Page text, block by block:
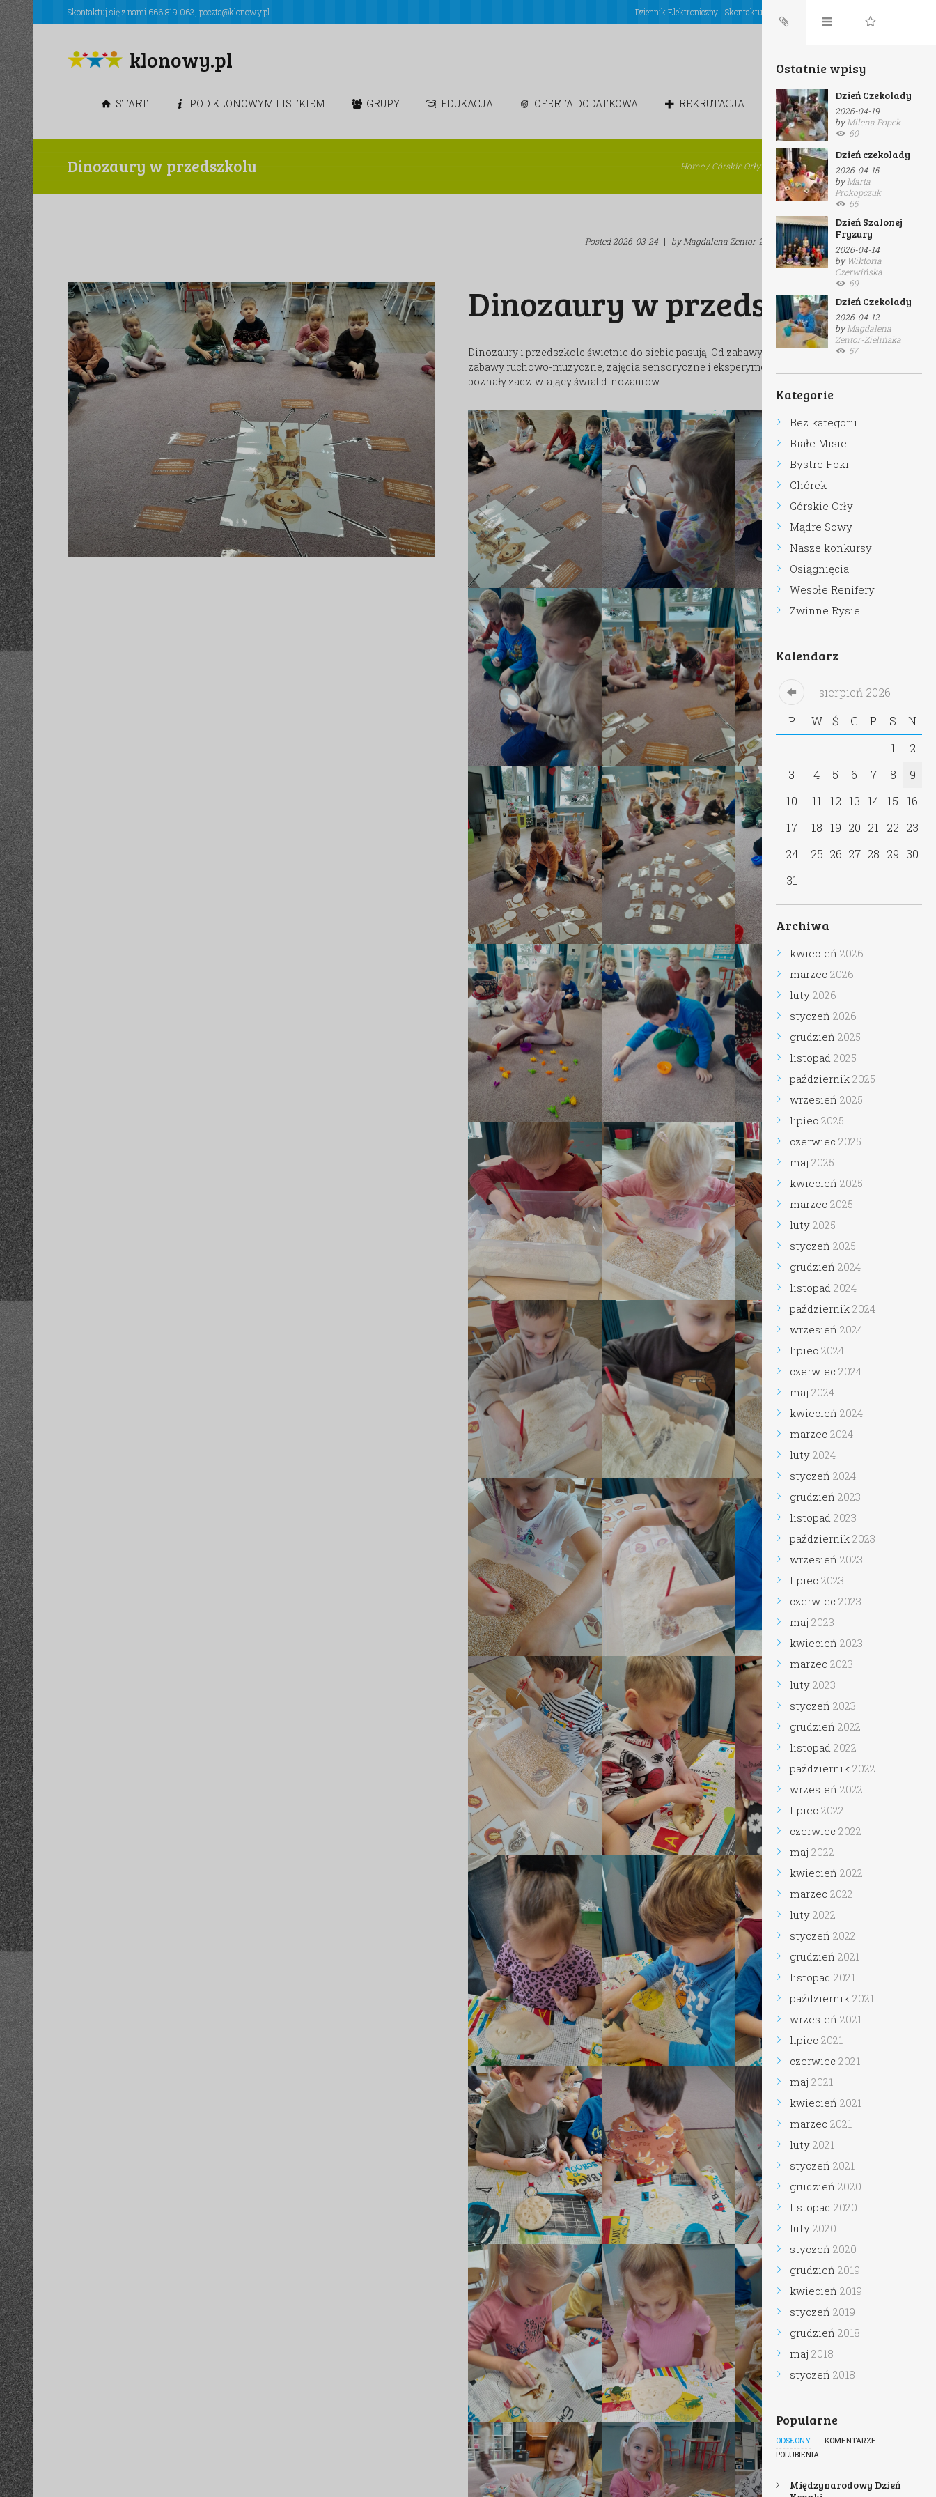
Dziennik Elektroniczny Skontaktuj się z nami
Skontaktuj się z nami 666 819 063 poczta@klonowy.pl
klonowy.pl
START POD KLONOWYM LISTKIEM GRUPY EDUKACJA OFERTA DODATKOWA REKRUTACJA CHÓREK
Home/Górskie Orły/ Dinozaury w przedszkolu
Dinozaury w przedszkolu
Posted2026-03-24 | byMagdalena Zentor-Zielińska | inGórskie Orły
Dinozaury w przedszkolu
Dinozaury i przedszkole świetnie do siebie pasują! Od zabawy w archeologów, przez
zabawy ruchowo-muzyczne, zajęcia sensoryczne i eksperymenty przedszkolaki
poznały zadziwiający świat dinozaurów.
Ostatnie wpisy
Dzień Czekolady
2026-04-19
byMilena Popek
60
Dzień czekolady
2026-04-15
byMarta
Prokopczuk
65
Dzień Szalonej
Fryzury
2026-04-14
byWiktoria
Czerwińska
69
Dzień Czekolady
2026-04-12
byMagdalena
Zentor-Zielińska
57
Kategorie
Bez kategorii
Białe Misie
Bystre Foki
Chórek
Górskie Orły
Mądre Sowy
Nasze konkursy
Osiągnięcia
Wesołe Renifery
Zwinne Rysie
Kalendarz
sierpień 2026
P
W Ś C P S
N
1
2
3
4 5 6 7 8
9
10
11 12 13 14 15
16
17
18 19 20 21 22 23
24
25 26 27 28 29 30
31
Archiwa
kwiecień 2026
marzec 2026
luty 2026
styczeń 2026
grudzień 2025
listopad 2025
październik 2025
wrzesień 2025
lipiec 2025
czerwiec 2025
maj 2025
kwiecień 2025
marzec 2025
luty 2025
styczeń 2025
grudzień 2024
listopad 2024
październik 2024
wrzesień 2024
lipiec 2024
czerwiec 2024
maj 2024
kwiecień 2024
marzec 2024
luty 2024
styczeń 2024
grudzień 2023
listopad 2023
październik 2023
wrzesień 2023
lipiec 2023
czerwiec 2023
maj 2023
kwiecień 2023
marzec 2023
luty 2023
styczeń 2023
grudzień 2022
listopad 2022
październik 2022
wrzesień 2022
lipiec 2022
czerwiec 2022
maj 2022
kwiecień 2022
marzec 2022
luty 2022
styczeń 2022
grudzień 2021
listopad 2021
październik 2021
wrzesień 2021
lipiec 2021
czerwiec 2021
maj 2021
kwiecień 2021
marzec 2021
luty 2021
styczeń 2021
grudzień 2020
listopad 2020
luty 2020
styczeń 2020
grudzień 2019
kwiecień 2019
styczeń 2019
grudzień 2018
maj 2018
styczeń 2018
Popularne
ODSŁONY
KOMENTARZE
POLUBIENIA
Międzynarodowy Dzień